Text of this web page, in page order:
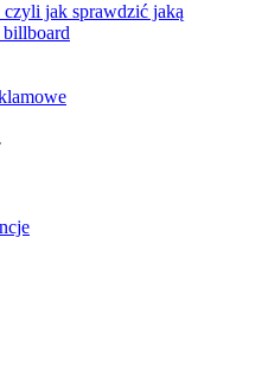
jak sprawdzić jaką